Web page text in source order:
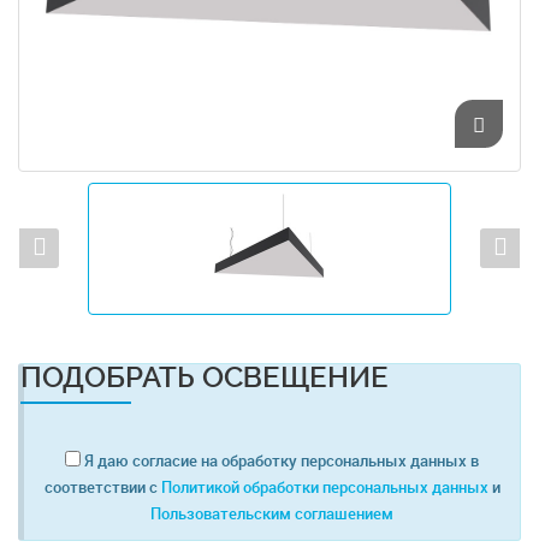
ПОДОБРАТЬ ОСВЕЩЕНИЕ
Я даю согласие на обработку персональных данных в
соответствии с Политикой обработки персональных данных и
Пользовательским соглашением